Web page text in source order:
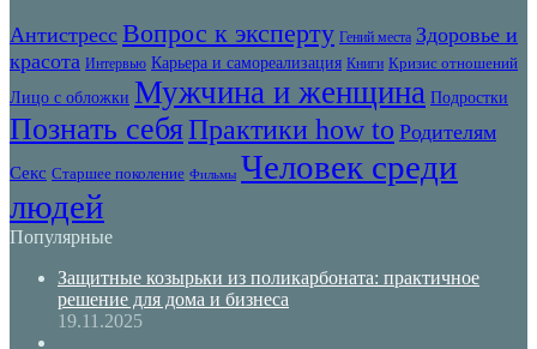
Антистресс Вопрос к эксперту Гений места Здоровье и
красота Интервью Карьера и самореализация Книги Кризис отношений
Лицо с обложки Мужчина и женщина Подростки
Познать себяПрактики how to Родителям
Секс Старшее поколение Фильмы Человек среди
людей
Популярные
Защитные козырьки из поликарбоната: практичное
решение для дома и бизнеса
19.11.2025